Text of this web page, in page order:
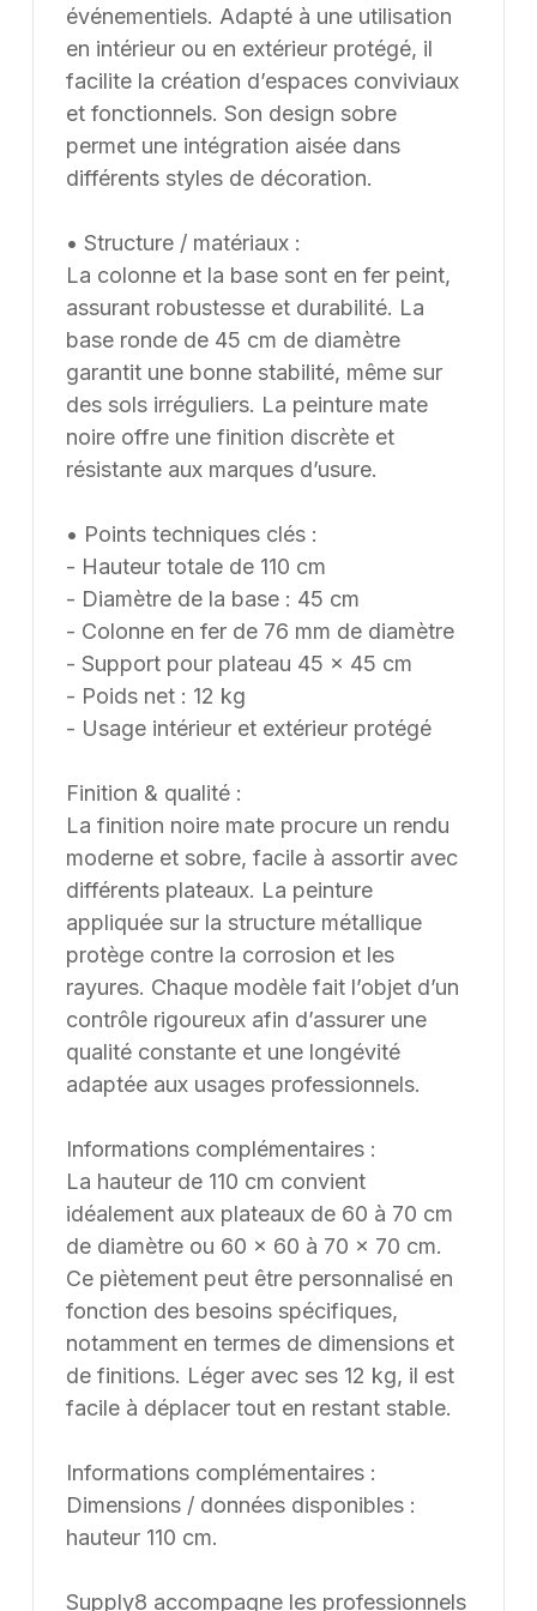
événementiels. Adapté à une utilisation
en intérieur ou en extérieur protégé, il
facilite la création d’espaces conviviaux
et fonctionnels. Son design sobre
permet une intégration aisée dans
différents styles de décoration.
• Structure / matériaux :
La colonne et la base sont en fer peint,
assurant robustesse et durabilité. La
base ronde de 45 cm de diamètre
garantit une bonne stabilité, même sur
des sols irréguliers. La peinture mate
noire offre une finition discrète et
résistante aux marques d’usure.
• Points techniques clés :
- Hauteur totale de 110 cm
- Diamètre de la base : 45 cm
- Colonne en fer de 76 mm de diamètre
- Support pour plateau 45 x 45 cm
- Poids net : 12 kg
- Usage intérieur et extérieur protégé
Finition & qualité :
La finition noire mate procure un rendu
moderne et sobre, facile à assortir avec
différents plateaux. La peinture
appliquée sur la structure métallique
protège contre la corrosion et les
rayures. Chaque modèle fait l’objet d’un
contrôle rigoureux afin d’assurer une
qualité constante et une longévité
adaptée aux usages professionnels.
Informations complémentaires :
La hauteur de 110 cm convient
idéalement aux plateaux de 60 à 70 cm
de diamètre ou 60 x 60 à 70 x 70 cm.
Ce piètement peut être personnalisé en
fonction des besoins spécifiques,
notamment en termes de dimensions et
de finitions. Léger avec ses 12 kg, il est
facile à déplacer tout en restant stable.
Informations complémentaires :
Dimensions / données disponibles :
hauteur 110 cm.
Supply8 accompagne les professionnels